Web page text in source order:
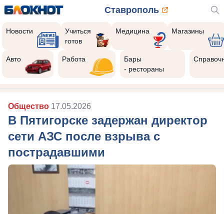
Ставрополь
Новости
Учиться
готов
Медицина Магазины
Авто Работа
Бары
- рестораны
Общество 17.05.2026
В Пятигорске задержан директор
сети АЗС после взрыва с
пострадавшими